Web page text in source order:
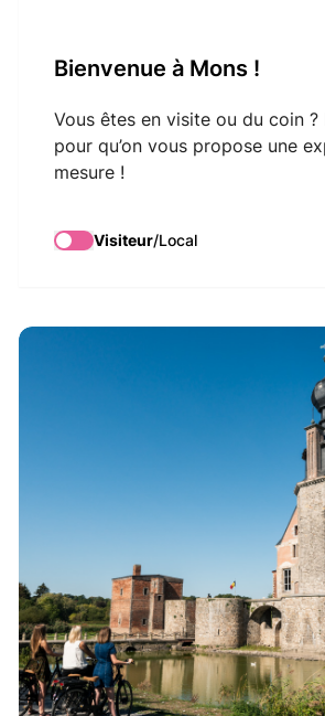
Bienvenue à Mons !
Vous êtes en visite ou du coin ?
pour qu’on vous propose une
mesure !
Visiteur/Local
Entre vignes et
patrimoine